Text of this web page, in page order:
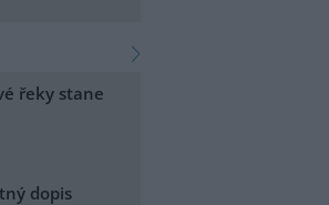
řeky stane
dopis